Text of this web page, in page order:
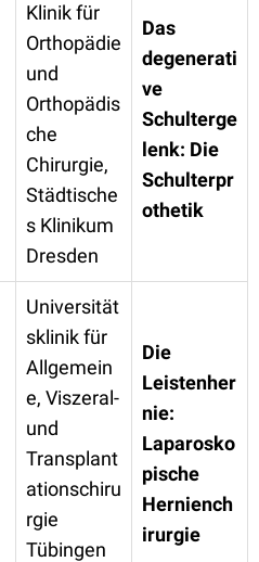
Klinik für
Orthopädie
und
Orthopädis
che
Chirurgie,
Städtische
s Klinikum
Dresden
Das
degenerati
ve
Schulterge
lenk: Die
Schulterpr
othetik
Universität
sklinik für
Allgemein
e, Viszeral-
und
Transplant
ationschiru
rgie
Tübingen
Die
Leistenher
nie:
Laparosko
pische
Herniench
irurgie